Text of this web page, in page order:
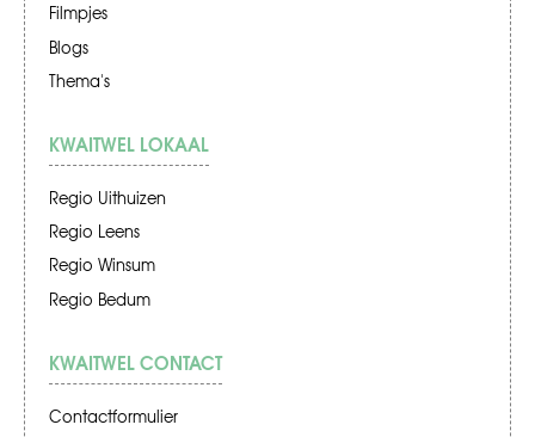
Filmpjes
Blogs
Thema's
KWAITWEL LOKAAL
Regio Uithuizen
Regio Leens
Regio Winsum
Regio Bedum
KWAITWEL CONTACT
Contactformulier